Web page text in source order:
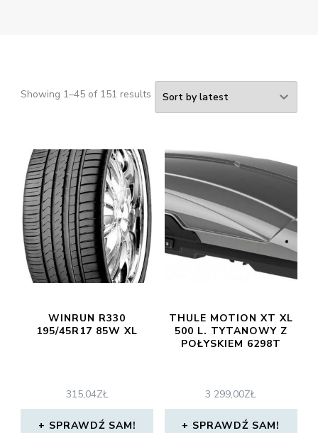
Showing 1–45 of 151 results
WINRUN R330
195/45R17 85W XL
315,04ZŁ
SPRAWDŹ SAM!
THULE MOTION XT XL
500 L. TYTANOWY Z
POŁYSKIEM 6298T
3 299,00ZŁ
SPRAWDŹ SAM!